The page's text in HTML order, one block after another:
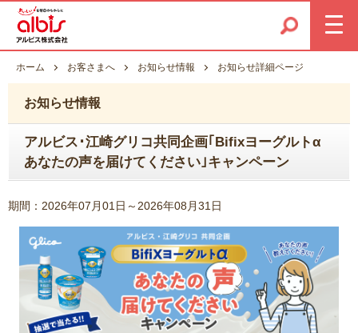
ホーム お客さまへ お知らせ情報 お知らせ詳細ページ
お知らせ情報
アルビス･江崎グリコ共同企画｢Bifixヨーグルトα
あなたの声を届けてください｣キャンペーン
期間：2026年07月01日～2026年08月31日